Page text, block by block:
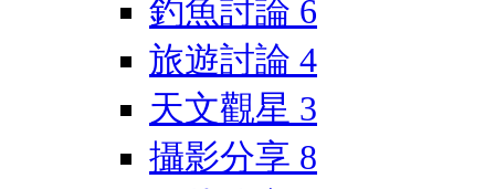
釣魚討論 6
旅遊討論 4
天文觀星 3
攝影分享 8